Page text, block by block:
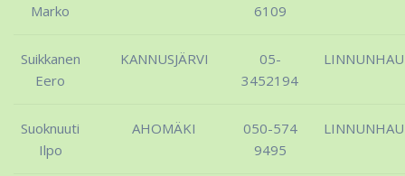
Marko
6109
Suikkanen
Eero
KANNUSJÄRVI
05-
3452194
Suoknuuti
Ilpo
AHOMÄKI
050-574
9495